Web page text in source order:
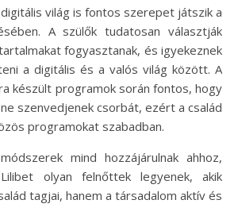
világ is fontos szerepet játszik a
A szülők tudatosan választják
fogyasztanak, és igyekeznek
a digitális és a valós világ között. A
készült programok során fontos, hogy
szenvedjenek csorbát, ezért a család
programokat szabadban.
mind hozzájárulnak ahhoz,
olyan felnőttek legyenek, akik
tagjai, hanem a társadalom aktív és